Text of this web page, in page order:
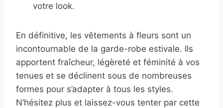
votre look.
En définitive, les vêtements à fleurs sont un
incontournable de la garde-robe estivale. Ils
apportent fraîcheur, légèreté et féminité à vos
tenues et se déclinent sous de nombreuses
formes pour s’adapter à tous les styles.
N’hésitez plus et laissez-vous tenter par cette